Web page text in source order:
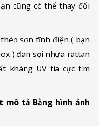
cũng có thể thay đổi
sơn tĩnh điện ( bạn
) đan sợi nhựa rattan
kháng UV tia cực tím
tả Bằng hình ảnh